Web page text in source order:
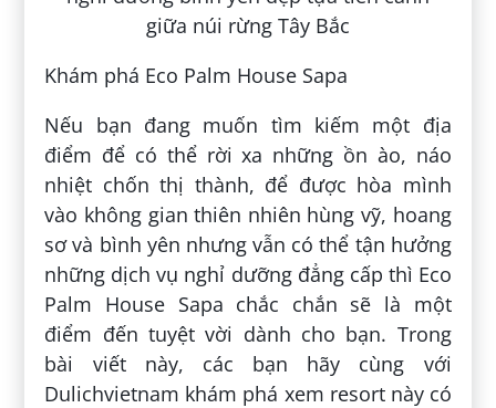
Khám phá Eco Palm House Sapa
Nếu bạn đang muốn tìm kiếm một địa
điểm để có thể rời xa những ồn ào, náo
nhiệt chốn thị thành, để được hòa mình
vào không gian thiên nhiên hùng vỹ, hoang
sơ và bình yên nhưng vẫn có thể tận hưởng
những dịch vụ nghỉ dưỡng đẳng cấp thì Eco
Palm House Sapa chắc chắn sẽ là một
điểm đến tuyệt vời dành cho bạn. Trong
bài viết này, các bạn hãy cùng với
Dulichvietnam khám phá xem resort này có